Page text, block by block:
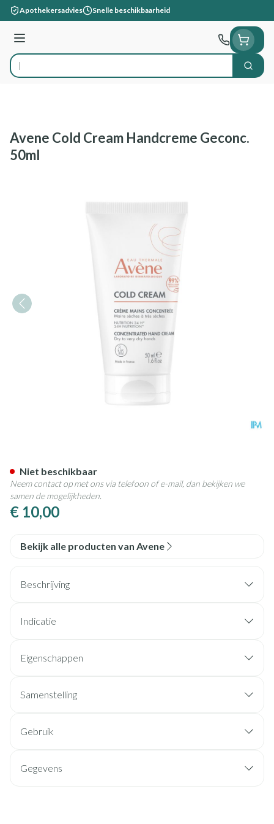
Ga naar de inhoud
Apothekersadvies Snelle beschikbaarheid
Menu
Product, merk, categorie... Zoek
Avene Cold Cream Handcreme Geconc.
50ml
€ 10,00
Niet beschikbaar
Neem contact op met ons via telefoon of e-mail, dan bekijken we
samen de mogelijkheden.
Bekijk alle producten van Avene
Beschrijving
Indicatie
Eigenschappen
Samenstelling
Gebruik
Gegevens